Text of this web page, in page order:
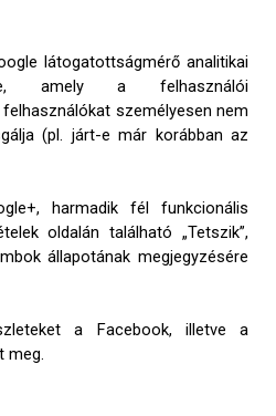
látogatottságmérő analitikai
amely a felhasználói
személyesen nem
(pl. járt-e már korábban az
harmadik fél funkcionális
oldalán található „Tetszik”,
állapotának megjegyzésére
a Facebook, illetve a
meg.